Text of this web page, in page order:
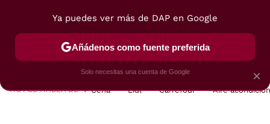
POSTRES VIAJES SELECCIÓN VEGUI
HOY SE HABLA DE Cena Lidl Carrefour Aire
×
Ya puedes ver más de DAP en Google
Añádenos como fuente preferida
Solo necesitas una cuenta de Google